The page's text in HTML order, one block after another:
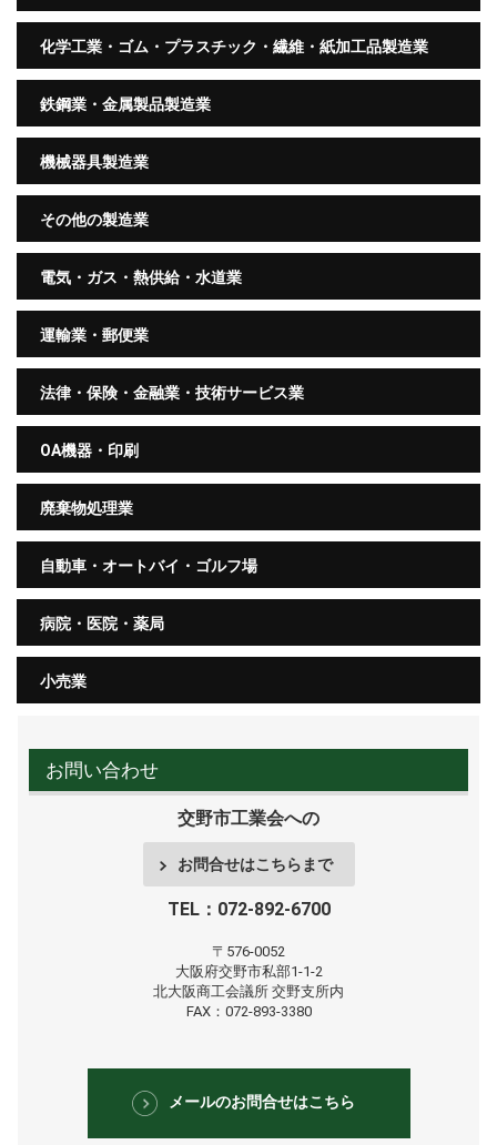
化学工業・ゴム・プラスチック・繊維・紙加工品製造業
鉄鋼業・金属製品製造業
機械器具製造業
その他の製造業
電気・ガス・熱供給・水道業
運輸業・郵便業
法律・保険・金融業・技術サービス業
OA機器・印刷
廃棄物処理業
自動車・オートバイ・ゴルフ場
病院・医院・薬局
小売業
お問い合わせ
交野市工業会への
お問合せはこちらまで
TEL：072-892-6700
〒576-0052
大阪府交野市私部1-1-2
北大阪商工会議所 交野支所内
FAX：072-893-3380
メールのお問合せはこちら